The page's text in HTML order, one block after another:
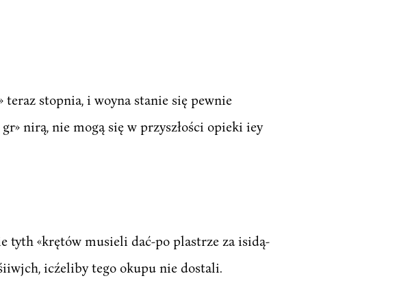
stopnia, i woyna stanie się pewnie
nirą, nie mogą się w przyszłości opieki iey
tyth «krętów musieli dać-po plastrze za isidą-
icźeliby tego okupu nie dostali.